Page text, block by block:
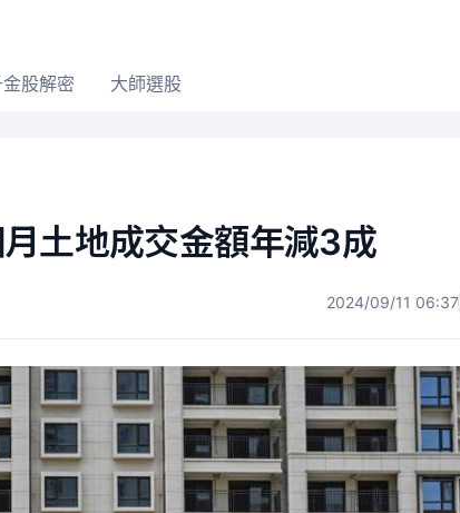
金股解密 大師選股
土地成交金額年減3成
2024/09/11 06:37